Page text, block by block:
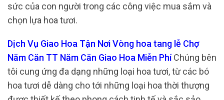
sức của con người trong các công việc mua sắm và
chọn lựa hoa tươi.
Dịch Vụ Giao Hoa Tận Nơi Vòng hoa tang lễ Chợ
Năm Căn TT Năm Căn Giao Hoa Miễn PhíChúng bên
tôi cung ứng đa dạng những loại hoa tươi, từ các bó
hoa tươi dễ dàng cho tới những loại hoa thời thượng